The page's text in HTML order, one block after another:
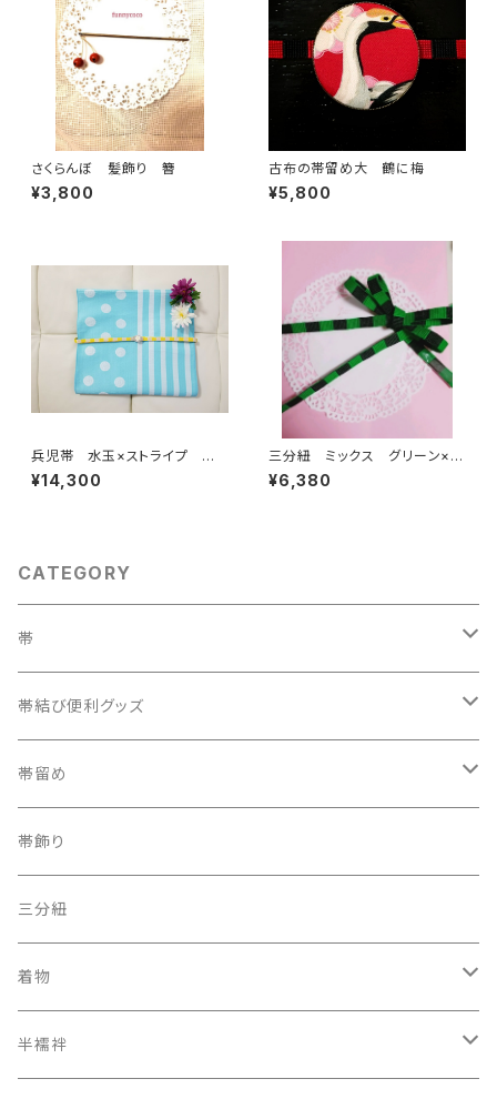
さくらんぼ 髪飾り 簪
¥3,800
古布の帯留め大 鶴に梅
¥5,800
兵児帯 水玉×ストライプ 水
色×クリーム(リバーシブル)
¥14,300
三分紐 ミックス グリーン×ブ
ラック
¥6,380
CATEGORY
帯
織兵児帯
半幅帯
夏帯
京袋帯
レトロ、アンティーク
帯結び便利グッズ
カラー三重紐
自装用カラー三重紐
レーシーちゃん
帯留め
古布
その他
帯飾り
三分紐
着物
オリジナルキモノ
半襦袢